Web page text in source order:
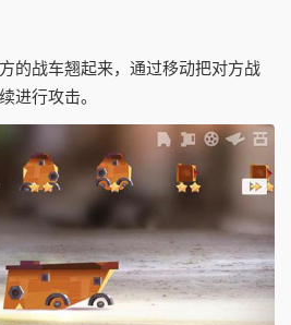
的战车翘起来，通过移动把对方战
进行攻击。